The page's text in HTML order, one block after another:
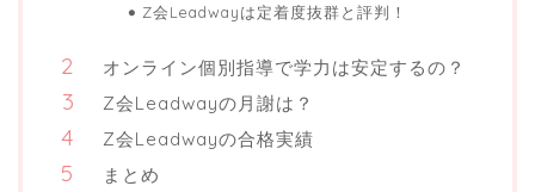
Z会Leadwayは定着度抜群と評判！
オンライン個別指導で学力は安定するの？
Z会Leadwayの月謝は？
Z会Leadwayの合格実績
まとめ